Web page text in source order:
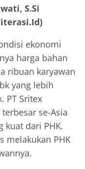
S.Si
ekonomi
harga bahan
ribuan karyawan
yang lebih
PT Sritex
se-Asia
kuat dari PHK.
melakukan PHK